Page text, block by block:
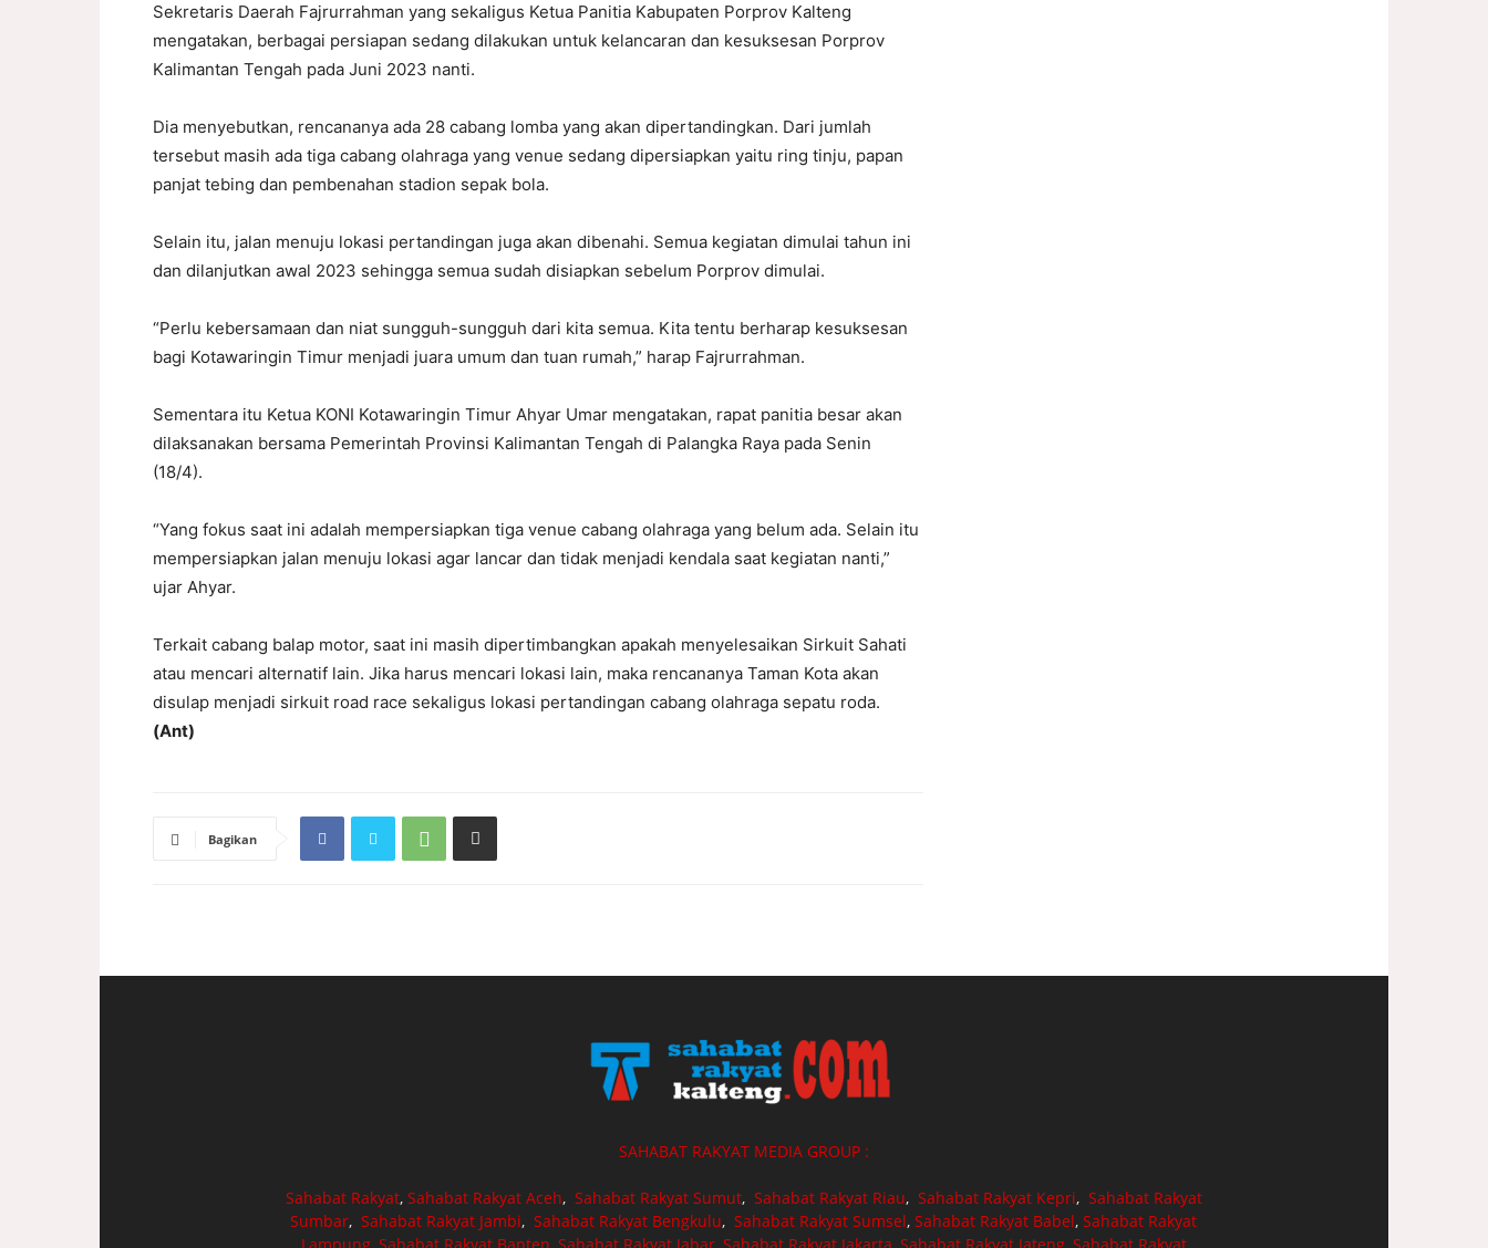
Sekretaris Daerah Fajrurrahman yang sekaligus Ketua Panitia Kabupaten Porprov Kalteng
mengatakan, berbagai persiapan sedang dilakukan untuk kelancaran dan kesuksesan Porprov
Kalimantan Tengah pada Juni 2023 nanti.
Dia menyebutkan, rencananya ada 28 cabang lomba yang akan dipertandingkan. Dari jumlah
tersebut masih ada tiga cabang olahraga yang venue sedang dipersiapkan yaitu ring tinju, papan
panjat tebing dan pembenahan stadion sepak bola.
Selain itu, jalan menuju lokasi pertandingan juga akan dibenahi. Semua kegiatan dimulai tahun ini
dan dilanjutkan awal 2023 sehingga semua sudah disiapkan sebelum Porprov dimulai.
“Perlu kebersamaan dan niat sungguh-sungguh dari kita semua. Kita tentu berharap kesuksesan
bagi Kotawaringin Timur menjadi juara umum dan tuan rumah,” harap Fajrurrahman.
Sementara itu Ketua KONI Kotawaringin Timur Ahyar Umar mengatakan, rapat panitia besar akan
dilaksanakan bersama Pemerintah Provinsi Kalimantan Tengah di Palangka Raya pada Senin
(18/4).
“Yang fokus saat ini adalah mempersiapkan tiga venue cabang olahraga yang belum ada. Selain itu
mempersiapkan jalan menuju lokasi agar lancar dan tidak menjadi kendala saat kegiatan nanti,”
ujar Ahyar.
Terkait cabang balap motor, saat ini masih dipertimbangkan apakah menyelesaikan Sirkuit Sahati
atau mencari alternatif lain. Jika harus mencari lokasi lain, maka rencananya Taman Kota akan
disulap menjadi sirkuit road race sekaligus lokasi pertandingan cabang olahraga sepatu roda.
(Ant)
Bagikan
SAHABAT RAKYAT MEDIA GROUP :
Sahabat Rakyat, Sahabat Rakyat Aceh, Sahabat Rakyat Sumut, Sahabat Rakyat Riau, Sahabat Rakyat Kepri, Sahabat Rakyat
Sumbar,Sahabat Rakyat Jambi,Sahabat Rakyat Bengkulu,Sahabat Rakyat Sumsel,Sahabat Rakyat Babel,Sahabat Rakyat